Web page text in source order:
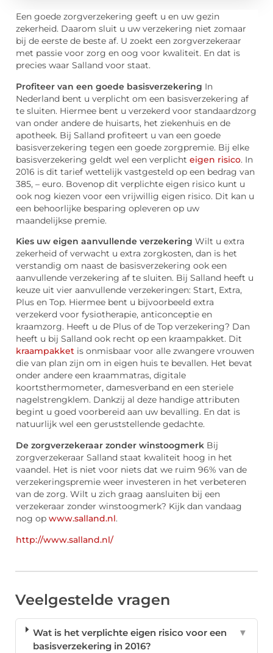
Een goede zorgverzekering geeft u en uw gezin
zekerheid. Daarom sluit u uw verzekering niet zomaar
bij de eerste de beste af. U zoekt een zorgverzekeraar
met passie voor zorg en oog voor kwaliteit. En dat is
precies waar Salland voor staat.
Profiteer van een goede basisverzekering In
Nederland bent u verplicht om een basisverzekering af
te sluiten. Hiermee bent u verzekerd voor standaardzorg
van onder andere de huisarts, het ziekenhuis en de
apotheek. Bij Salland profiteert u van een goede
basisverzekering tegen een goede zorgpremie. Bij elke
basisverzekering geldt wel een verplicht eigen risico. In
2016 is dit tarief wettelijk vastgesteld op een bedrag van
385, – euro. Bovenop dit verplichte eigen risico kunt u
ook nog kiezen voor een vrijwillig eigen risico. Dit kan u
een behoorlijke besparing opleveren op uw
maandelijkse premie.
Kies uw eigen aanvullende verzekering Wilt u extra
zekerheid of verwacht u extra zorgkosten, dan is het
verstandig om naast de basisverzekering ook een
aanvullende verzekering af te sluiten. Bij Salland heeft u
keuze uit vier aanvullende verzekeringen: Start, Extra,
Plus en Top. Hiermee bent u bijvoorbeeld extra
verzekerd voor fysiotherapie, anticonceptie en
kraamzorg. Heeft u de Plus of de Top verzekering? Dan
heeft u bij Salland ook recht op een kraampakket. Dit
kraampakket is onmisbaar voor alle zwangere vrouwen
die van plan zijn om in eigen huis te bevallen. Het bevat
onder andere een kraammatras, digitale
koortsthermometer, damesverband en een steriele
nagelstrengklem. Dankzij al deze handige attributen
begint u goed voorbereid aan uw bevalling. En dat is
natuurlijk wel een geruststellende gedachte.
De zorgverzekeraar zonder winstoogmerk Bij
zorgverzekeraar Salland staat kwaliteit hoog in het
vaandel. Het is niet voor niets dat we ruim 96% van de
verzekeringspremie weer investeren in het verbeteren
van de zorg. Wilt u zich graag aansluiten bij een
verzekeraar zonder winstoogmerk? Kijk dan vandaag
nog op www.salland.nl.
http://www.salland.nl/
Veelgestelde vragen
Wat is het verplichte eigen risico voor een
basisverzekering in 2016?
▼